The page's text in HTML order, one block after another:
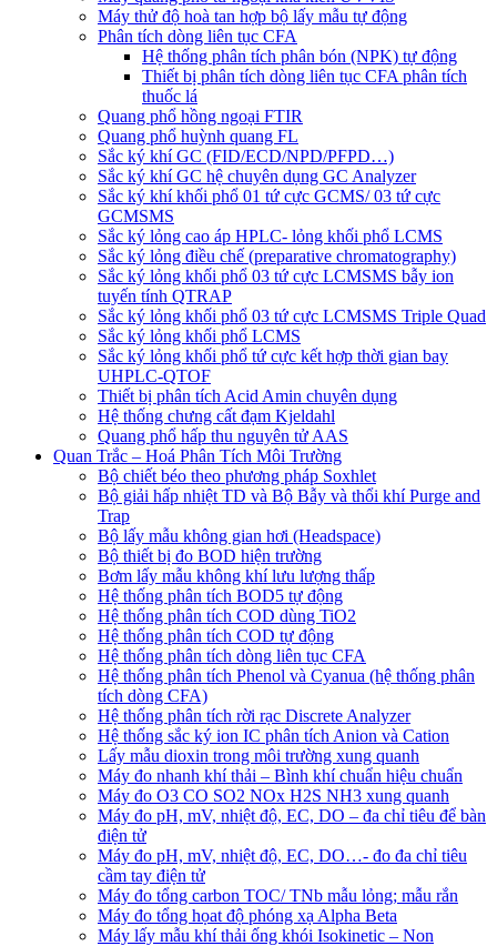
Máy thử độ hoà tan hợp bộ lấy mẫu tự động
Phân tích dòng liên tục CFA
Hệ thống phân tích phân bón (NPK) tự động
Thiết bị phân tích dòng liên tục CFA phân tích
thuốc lá
Quang phổ hồng ngoại FTIR
Quang phổ huỳnh quang FL
Sắc ký khí GC (FID/ECD/NPD/PFPD…)
Sắc ký khí GC hệ chuyên dụng GC Analyzer
Sắc ký khí khối phổ 01 tứ cực GCMS/ 03 tứ cực
GCMSMS
Sắc ký lỏng cao áp HPLC- lỏng khối phổ LCMS
Sắc ký lỏng điều chế (preparative chromatography)
Sắc ký lỏng khối phổ 03 tứ cực LCMSMS bẫy ion
tuyến tính QTRAP
Sắc ký lỏng khối phổ 03 tứ cực LCMSMS Triple Quad
Sắc ký lỏng khối phổ LCMS
Sắc ký lỏng khối phổ tứ cực kết hợp thời gian bay
UHPLC-QTOF
Thiết bị phân tích Acid Amin chuyên dụng
Hệ thống chưng cất đạm Kjeldahl
Quang phổ hấp thu nguyên tử AAS
Quan Trắc – Hoá Phân Tích Môi Trường
Bộ chiết béo theo phương pháp Soxhlet
Bộ giải hấp nhiệt TD và Bộ Bẫy và thổi khí Purge and
Trap
Bộ lấy mẫu không gian hơi (Headspace)
Bộ thiết bị đo BOD hiện trường
Bơm lấy mẫu không khí lưu lượng thấp
Hệ thống phân tích BOD5 tự động
Hệ thống phân tích COD dùng TiO2
Hệ thống phân tích COD tự động
Hệ thống phân tích dòng liên tục CFA
Hệ thống phân tích Phenol và Cyanua (hệ thống phân
tích dòng CFA)
Hệ thống phân tích rời rạc Discrete Analyzer
Hệ thống sắc ký ion IC phân tích Anion và Cation
Lấy mẫu dioxin trong môi trường xung quanh
Máy đo nhanh khí thải – Bình khí chuẩn hiệu chuẩn
Máy đo O3 CO SO2 NOx H2S NH3 xung quanh
Máy đo pH, mV, nhiệt độ, EC, DO – đa chỉ tiêu để bàn
điện tử
Máy đo pH, mV, nhiệt độ, EC, DO…- đo đa chỉ tiêu
cầm tay điện tử
Máy đo tổng carbon TOC/ TNb mẫu lỏng; mẫu rắn
Máy đo tổng họat độ phóng xạ Alpha Beta
Máy lấy mẫu khí thải ống khói Isokinetic – Non